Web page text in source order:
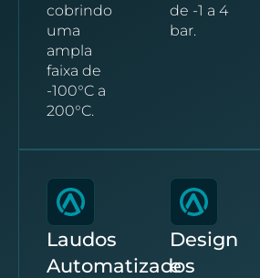
cobrindo
uma
ampla
faixa de
-100°C a
200°C.
de -1 a 4
bar.
Laudos
Automatizados
Design
e